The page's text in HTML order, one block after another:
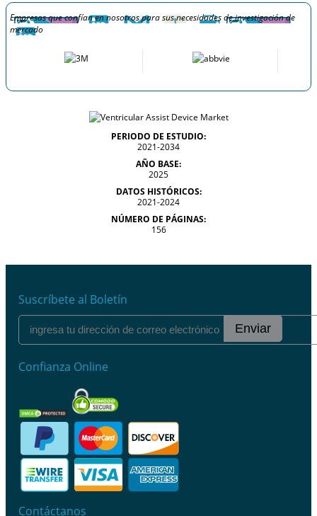
Empresas que confían en nosotros para sus necesidades de investigación de
mercado
PERIODO DE ESTUDIO:
2021-2034
AÑO BASE:
2025
DATOS HISTÓRICOS:
2021-2024
NÚMERO DE PÁGINAS:
156
Suscríbete al Boletín
Enviar
Confianza Online
Contáctanos